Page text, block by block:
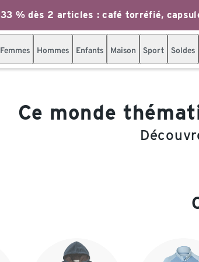
33 % dès 2 articles : café torréfié,
Femmes Hommes Enfants Maison Sport Soldes
Ce monde